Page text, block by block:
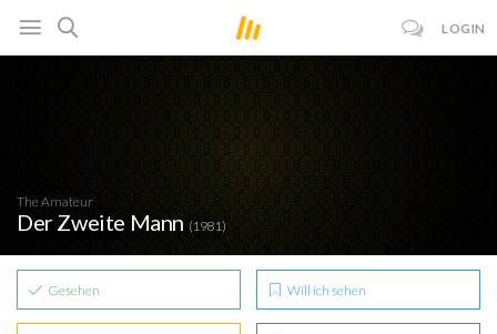
LOGIN
The Amateur
Der Zweite Mann (1981)
Gesehen Will ich sehen